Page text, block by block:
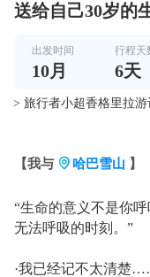
送给自己30岁的
出发时间
10月
行程天
6天
> 旅行者小超香格里拉
【我与 哈巴雪山 】
“生命的意义不是你
无法呼吸的时刻。”
·我已经记不太清楚